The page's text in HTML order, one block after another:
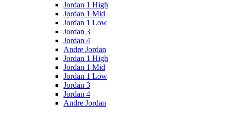
Jordan 1 High
Jordan 1 Mid
Jordan 1 Low
Jordan 3
Jordan 4
Andre Jordan
Jordan 1 High
Jordan 1 Mid
Jordan 1 Low
Jordan 3
Jordan 4
Andre Jordan